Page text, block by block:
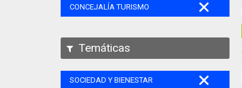
CONCEJALÍA TURISMO
Temáticas
SOCIEDAD Y BIENESTAR